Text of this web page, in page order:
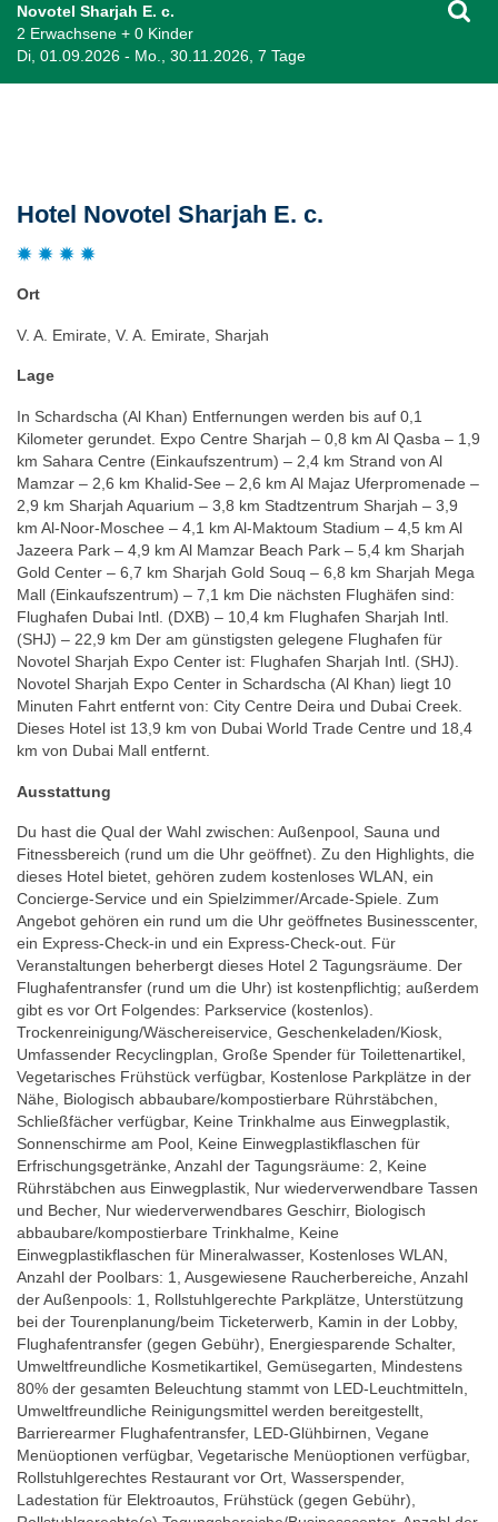
Novotel Sharjah E. c.
2 Erwachsene + 0 Kinder
Di, 01.09.2026 - Mo., 30.11.2026, 7 Tage
Hotel Novotel Sharjah E. c.
Ort
V. A. Emirate, V. A. Emirate, Sharjah
Lage
In Schardscha (Al Khan) Entfernungen werden bis auf 0,1
Kilometer gerundet. Expo Centre Sharjah – 0,8 km Al Qasba – 1,9
km Sahara Centre (Einkaufszentrum) – 2,4 km Strand von Al
Mamzar – 2,6 km Khalid-See – 2,6 km Al Majaz Uferpromenade –
2,9 km Sharjah Aquarium – 3,8 km Stadtzentrum Sharjah – 3,9
km Al-Noor-Moschee – 4,1 km Al-Maktoum Stadium – 4,5 km Al
Jazeera Park – 4,9 km Al Mamzar Beach Park – 5,4 km Sharjah
Gold Center – 6,7 km Sharjah Gold Souq – 6,8 km Sharjah Mega
Mall (Einkaufszentrum) – 7,1 km Die nächsten Flughäfen sind:
Flughafen Dubai Intl. (DXB) – 10,4 km Flughafen Sharjah Intl.
(SHJ) – 22,9 km Der am günstigsten gelegene Flughafen für
Novotel Sharjah Expo Center ist: Flughafen Sharjah Intl. (SHJ).
Novotel Sharjah Expo Center in Schardscha (Al Khan) liegt 10
Minuten Fahrt entfernt von: City Centre Deira und Dubai Creek.
Dieses Hotel ist 13,9 km von Dubai World Trade Centre und 18,4
km von Dubai Mall entfernt.
Ausstattung
Du hast die Qual der Wahl zwischen: Außenpool, Sauna und
Fitnessbereich (rund um die Uhr geöffnet). Zu den Highlights, die
dieses Hotel bietet, gehören zudem kostenloses WLAN, ein
Concierge-Service und ein Spielzimmer/Arcade-Spiele. Zum
Angebot gehören ein rund um die Uhr geöffnetes Businesscenter,
ein Express-Check-in und ein Express-Check-out. Für
Veranstaltungen beherbergt dieses Hotel 2 Tagungsräume. Der
Flughafentransfer (rund um die Uhr) ist kostenpflichtig; außerdem
gibt es vor Ort Folgendes: Parkservice (kostenlos).
Trockenreinigung/Wäschereiservice, Geschenkeladen/Kiosk,
Umfassender Recyclingplan, Große Spender für Toilettenartikel,
Vegetarisches Frühstück verfügbar, Kostenlose Parkplätze in der
Nähe, Biologisch abbaubare/kompostierbare Rührstäbchen,
Schließfächer verfügbar, Keine Trinkhalme aus Einwegplastik,
Sonnenschirme am Pool, Keine Einwegplastikflaschen für
Erfrischungsgetränke, Anzahl der Tagungsräume: 2, Keine
Rührstäbchen aus Einwegplastik, Nur wiederverwendbare Tassen
und Becher, Nur wiederverwendbares Geschirr, Biologisch
abbaubare/kompostierbare Trinkhalme, Keine
Einwegplastikflaschen für Mineralwasser, Kostenloses WLAN,
Anzahl der Poolbars: 1, Ausgewiesene Raucherbereiche, Anzahl
der Außenpools: 1, Rollstuhlgerechte Parkplätze, Unterstützung
bei der Tourenplanung/beim Ticketerwerb, Kamin in der Lobby,
Flughafentransfer (gegen Gebühr), Energiesparende Schalter,
Umweltfreundliche Kosmetikartikel, Gemüsegarten, Mindestens
80% der gesamten Beleuchtung stammt von LED-Leuchtmitteln,
Umweltfreundliche Reinigungsmittel werden bereitgestellt,
Barrierearmer Flughafentransfer, LED-Glühbirnen, Vegane
Menüoptionen verfügbar, Vegetarische Menüoptionen verfügbar,
Rollstuhlgerechtes Restaurant vor Ort, Wasserspender,
Ladestation für Elektroautos, Frühstück (gegen Gebühr),